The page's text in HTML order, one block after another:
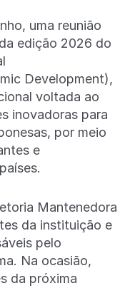
uma reunião
edição 2026 do
Development),
voltada ao
inovadoras para
por meio
e
Mantenedora
da instituição e
pelo
Na ocasião,
da próxima